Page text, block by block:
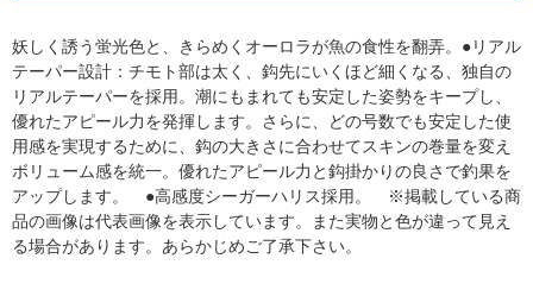
妖しく誘う蛍光色と、きらめくオーロラが魚の食性を翻弄。●リアル
テーパー設計：チモト部は太く、鈎先にいくほど細くなる、独自の
リアルテーパーを採用。潮にもまれても安定した姿勢をキープし、
優れたアピール力を発揮します。さらに、どの号数でも安定した使
用感を実現するために、鈎の大きさに合わせてスキンの巻量を変え
ボリューム感を統一。優れたアピール力と鈎掛かりの良さで釣果を
アップします。 ●高感度シーガーハリス採用。 ※掲載している商
品の画像は代表画像を表示しています。また実物と色が違って見え
る場合があります。あらかじめご了承下さい。